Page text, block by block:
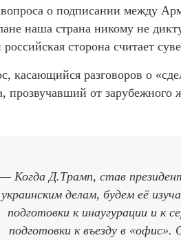
вопроса о подписании между
наша страна никому не
сторона считает
касающийся разговоров о
прозвучавший от зарубежного
— Когда Д.Трамп, став
украинским делам, будем её
подготовки к инаугурации и к
подготовки к въезду в